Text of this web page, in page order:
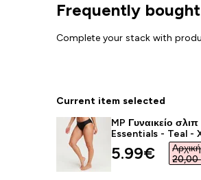
Frequently
Complete your stack with
Current item selected
MP Γυναικείο σλιπ
Essentials - Teal -
discounted
5.99€‎
Αρχική
20,00